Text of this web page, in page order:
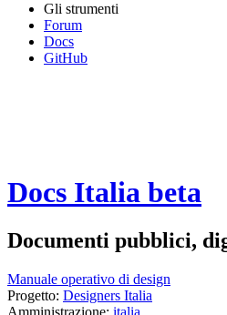
Gli strumenti
Forum
Docs
GitHub
Docs Italia beta
Documenti pubblici,
Manuale operativo di design
Progetto: Designers Italia
Amministrazione: italia